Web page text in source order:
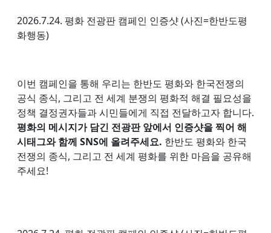
2026.7.24. 평화 전광판 캠페인 인증샷 (사진=한반도평
화행동)
이번 캠페인을 통해 우리는 한반도 평화와 한국전쟁의
공식 종식, 그리고 전 세계 분쟁의 평화적 해결 필요성을
정책 결정권자들과 시민들에게 직접 전달하고자 합니다.
평화의 메시지가 담긴 전광판 앞에서 인증샷을 찍어 해
시태그와 함께 SNS에 올려주세요. 한반도 평화와 한국
전쟁의 종식, 그리고 전 세계 평화를 위한 마음을 공유해
주세요!